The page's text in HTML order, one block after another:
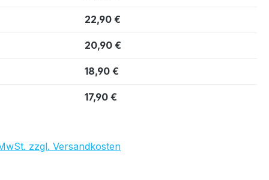
22,90 €
20,90 €
18,90 €
17,90 €
zzgl. Versandkosten